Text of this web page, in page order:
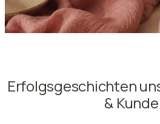
Erfolgsgeschichten
&